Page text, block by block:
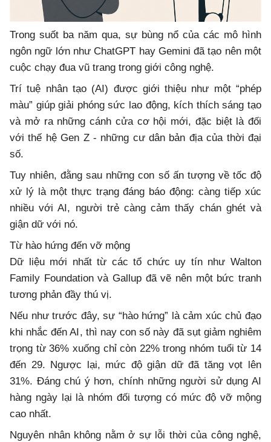
Trong suốt ba năm qua, sự bùng nổ của các mô hình
ngôn ngữ lớn như ChatGPT hay Gemini đã tạo nên một
cuộc chạy đua vũ trang trong giới công nghệ.
Trí tuệ nhân tạo (AI) được giới thiệu như một “phép
màu” giúp giải phóng sức lao động, kích thích sáng tạo
và mở ra những cánh cửa cơ hội mới, đặc biệt là đối
với thế hệ Gen Z - những cư dân bản địa của thời đại
số.
Tuy nhiên, đằng sau những con số ấn tượng về tốc độ
xử lý là một thực trạng đáng báo động: càng tiếp xúc
nhiều với AI, người trẻ càng cảm thấy chán ghét và
giận dữ với nó.
Từ hào hứng đến vỡ mộng
Dữ liệu mới nhất từ các tổ chức uy tín như Walton
Family Foundation và Gallup đã vẽ nên một bức tranh
tương phản đầy thú vị.
Nếu như trước đây, sự “hào hứng” là cảm xúc chủ đạo
khi nhắc đến AI, thì nay con số này đã sụt giảm nghiêm
trọng từ 36% xuống chỉ còn 22% trong nhóm tuổi từ 14
đến 29. Ngược lại, mức độ giận dữ đã tăng vọt lên
31%. Đáng chú ý hơn, chính những người sử dụng AI
hàng ngày lại là nhóm đối tượng có mức độ vỡ mộng
cao nhất.
Nguyên nhân không nằm ở sự lỗi thời của công nghệ,